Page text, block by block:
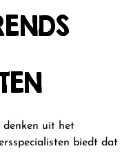
denken uit het
biedt dat